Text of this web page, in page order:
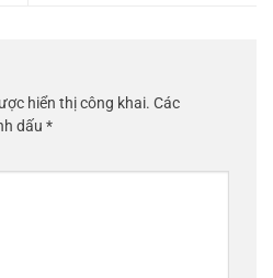
hiển thị công khai. Các
dấu *